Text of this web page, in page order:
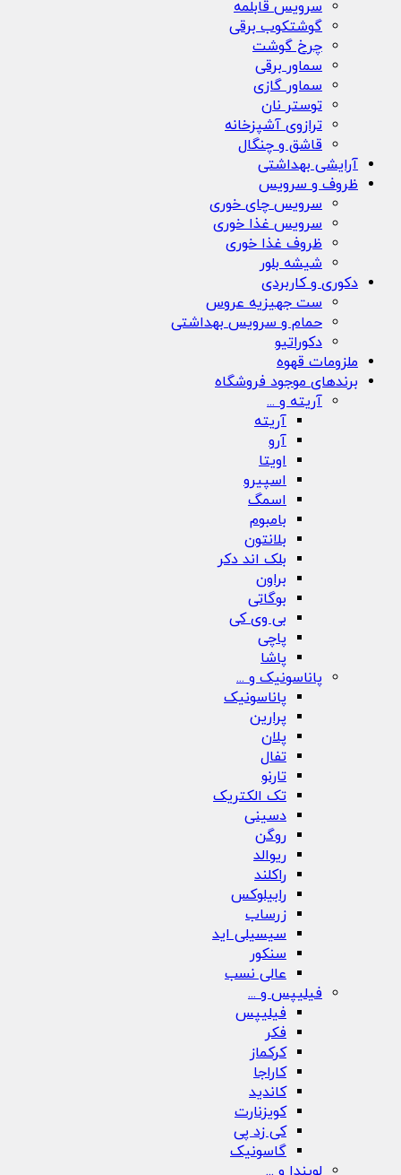
سرویس قابلمه
گوشتکوب برقی
چرخ گوشت
سماور برقی
سماور گازی
توستر نان
ترازوی آشپزخانه
قاشق و چنگال
آرایشی بهداشتی
ظروف و سرویس
سرویس چای خوری
سرویس غذا خوری
ظروف غذا خوری
شیشه بلور
دکوری و کاربردی
ست جهیزیه عروس
حمام و سرویس بهداشتی
دکوراتیو
ملزومات قهوه
برندهای موجود فروشگاه
آریته و ...
آریته
آرو
اویتا
اسپیرو
اسمگ
بامبوم
بلانتون
بلک اند دکر
براون
بوگاتی
بی وی کی
پاچی
پاشا
پاناسونیک و ...
پاناسونیک
پرارین
پلان
تفال
تارنو
تک الکتریک
دسینی
روگن
ریوالد
راکلند
رابیلوکس
زرساب
سیسیلی اید
سنکور
عالی نسب
فیلیپس و ...
فیلیپس
فکر
کرکماز
کاراجا
کاندید
کویزنارت
کی زد پی
گاسونیک